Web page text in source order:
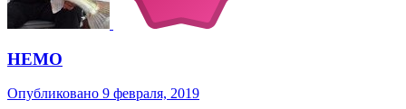
НЕМО
Опубликовано 9 февраля, 2019